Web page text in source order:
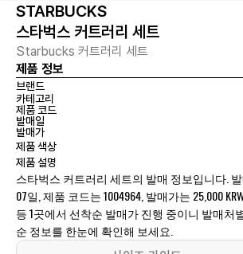
STARBUCKS
스타벅스 커트러리 세트
Starbucks 커트러리 세트
제품 정보
브랜드
카테고리
제품 코드
발매일
발매가
제품 색상
제품 설명
스타벅스 커트러리 세트의 발매 정보입니다.
07일, 제품 코드는 1004964, 발매가는 25,000
등 1곳에서 선착순 발매가 진행 중이니 발매처
순 정보를 한눈에 확인해 보세요.